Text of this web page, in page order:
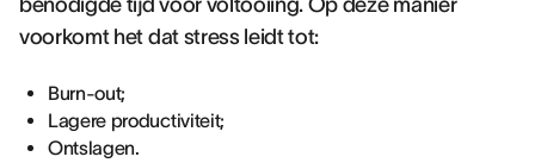
benodigde tijd voor voltooiing. Op deze manier
voorkomt het dat stress leidt tot:
Burn-out;
Lagere productiviteit;
Ontslagen.